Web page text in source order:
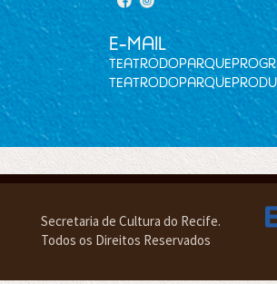
E-mail
Secretaria de Cultura do Recife.
Todos os Direitos Reservados